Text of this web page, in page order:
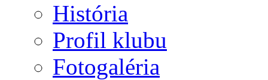
História
Profil klubu
Fotogaléria